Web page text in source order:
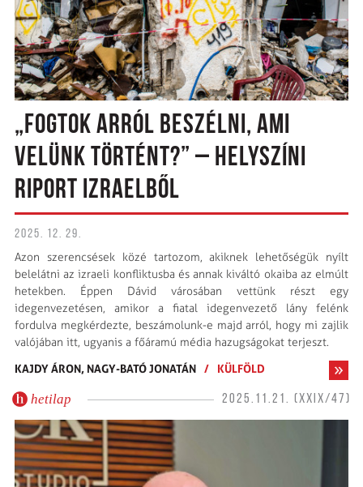
„FOGTOK ARRÓL BESZÉLNI, AMI
VELÜNK TÖRTÉNT?” – HELYSZÍNI
RIPORT IZRAELBŐL
2025. 12. 29.
Azon szerencsések közé tartozom, akiknek lehetőségük nyílt
belelátni az izraeli konfliktusba és annak kiváltó okaiba az elmúlt
hetekben. Éppen Dávid városában vettünk részt egy
idegenvezetésen, amikor a fiatal idegenvezető lány felénk
fordulva megkérdezte, beszámolunk-e majd arról, hogy mi zajlik
valójában itt, ugyanis a főáramú média hazugságokat terjeszt.
KAJDY ÁRON, NAGY-BATÓ JONATÁN / KÜLFÖLD
hetilap 2025.11.21. (XXIX/47)